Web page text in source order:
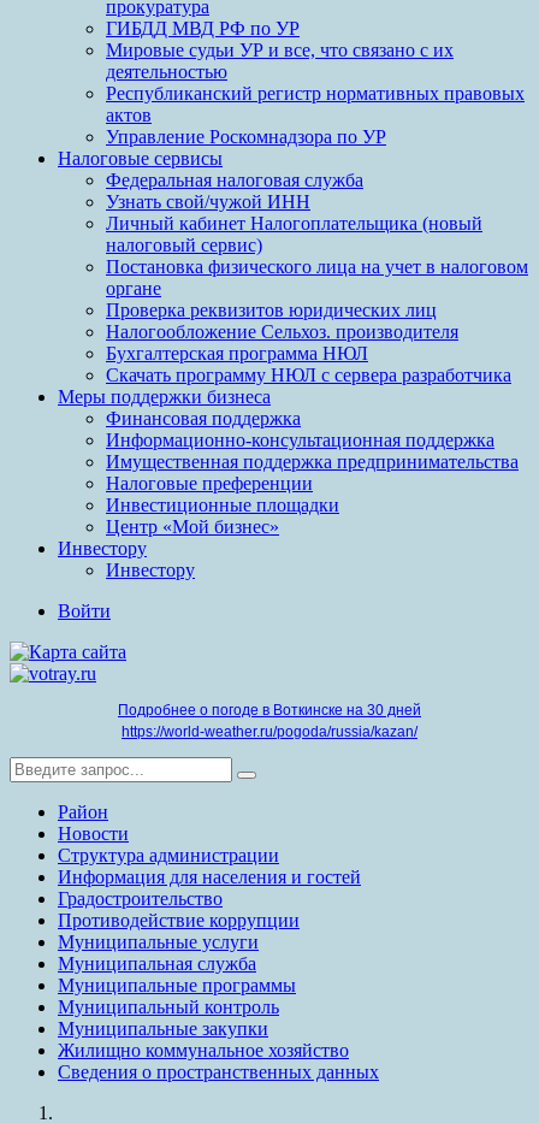
прокуратура
ГИБДД МВД РФ по УР
Мировые судьи УР и все, что связано с их
деятельностью
Республиканский регистр нормативных правовых
актов
Управление Роскомнадзора по УР
Налоговые сервисы
Федеральная налоговая служба
Узнать свой/чужой ИНН
Личный кабинет Налогоплательщика (новый
налоговый сервис)
Постановка физического лица на учет в налоговом
органе
Проверка реквизитов юридических лиц
Налогообложение Сельхоз. производителя
Бухгалтерская программа НЮЛ
Скачать программу НЮЛ с сервера разработчика
Меры поддержки бизнеса
Финансовая поддержка
Информационно-консультационная поддержка
Имущественная поддержка предпринимательства
Налоговые преференции
Инвестиционные площадки
Центр «Мой бизнес»
Инвестору
Инвестору
Войти
Подробнее о погоде в Воткинске на 30 дней
https://world-weather.ru/pogoda/russia/kazan/
Район
Новости
Структура администрации
Информация для населения и гостей
Градостроительство
Противодействие коррупции
Муниципальные услуги
Муниципальная служба
Муниципальные программы
Муниципальный контроль
Муниципальные закупки
Жилищно коммунальное хозяйство
Сведения о пространственных данных